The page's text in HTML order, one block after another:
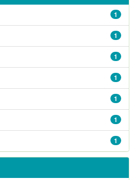
1
1
1
1
1
1
1